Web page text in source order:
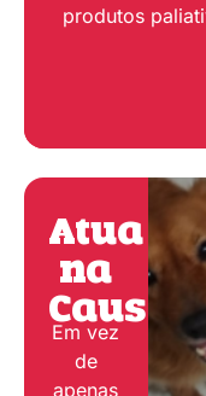
produtos
Atua
na
Causa:
Em vez
de
apenas